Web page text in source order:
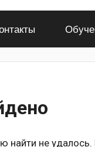
не удалось.